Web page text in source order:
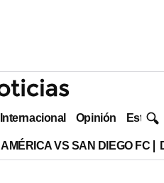
Internacional Opinión Estilo
AMÉRICA VS SAN DIEGO FC